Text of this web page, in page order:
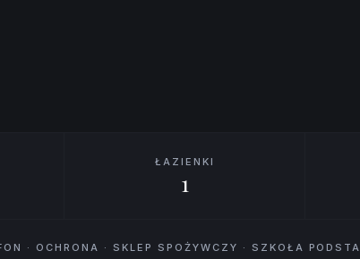
ŁAZIENKI
1
· OCHRONA · SKLEP SPOŻYWCZY · SZKOŁA